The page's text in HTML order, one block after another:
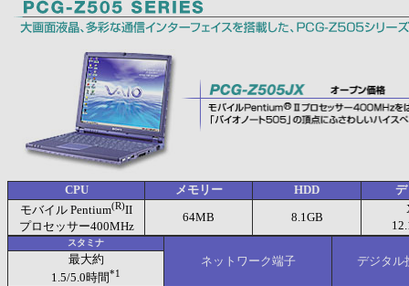
CPU メモリー HDD
モバイル Pentium(R)II
プロセッサー400MHz
64MB 8.1GB
スタミナ
ネットワーク端子 デジタル
最大約
1.5/5.0時間*1